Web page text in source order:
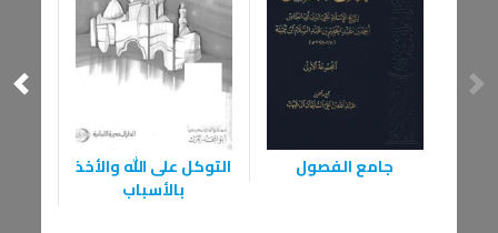
جامع الفصول
التوكل على الله والأخذ
بالأسباب